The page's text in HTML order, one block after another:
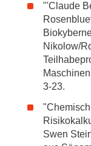
"'Claude
Nikolow/
3-23.
Swen